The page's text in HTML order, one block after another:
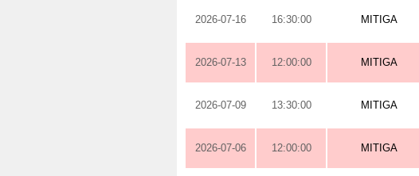
2026-07-16 16:30:00 MITIGA
2026-07-13 12:00:00 MITIGA
2026-07-09 13:30:00 MITIGA
2026-07-06 12:00:00 MITIGA